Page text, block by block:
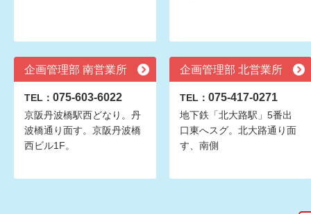
企画管理部 南営業所
TEL： 075-603-6022
京阪丹波橋駅西どなり。丹
波橋通り面す。京阪丹波橋
西ビル1F。
企画管理部 北営業所
TEL： 075-417-0271
地下鉄「北大路駅」5番出
口東へスグ。北大路通り面
す、南側